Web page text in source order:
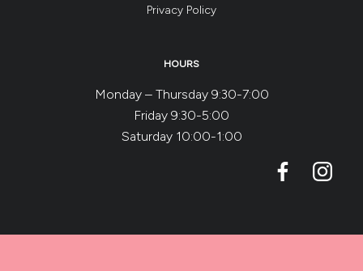
Privacy Policy
HOURS
Monday – Thursday 9:30-7:00
Friday 9:30-5:00
Saturday 10:00-1:00